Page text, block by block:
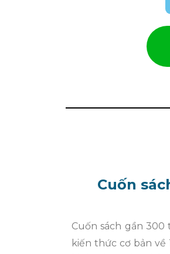
Cuốn
Cuốn sách gần
kiến thức cơ bản về